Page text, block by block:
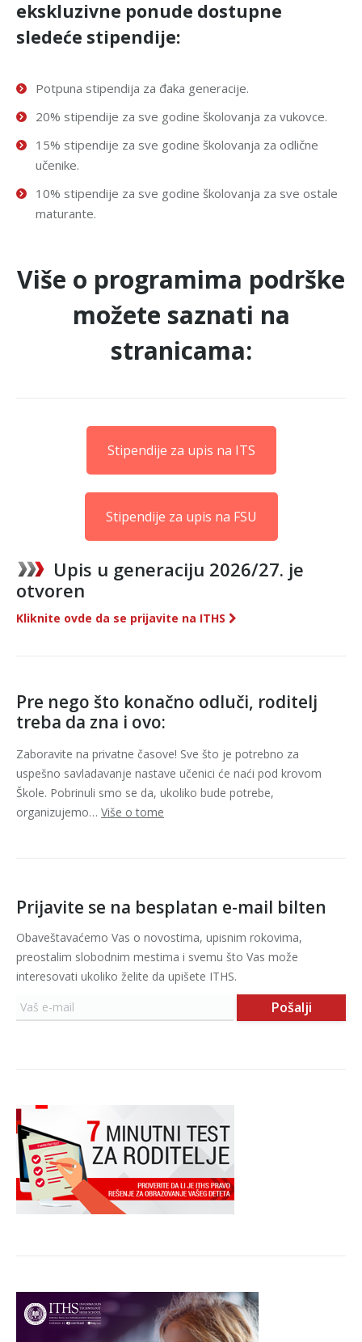
ekskluzivne ponude dostupne
sledeće stipendije:
Potpuna stipendija za đaka generacije.
20% stipendije za sve godine školovanja za vukovce.
15% stipendije za sve godine školovanja za odlične
učenike.
10% stipendije za sve godine školovanja za sve ostale
maturante.
Više o programima podrške
možete saznati na
stranicama:
Stipendije za upis na ITS
Stipendije za upis na FSU
Upis u generaciju 2026/27. je
otvoren
Kliknite ovde da se prijavite na ITHS
Pre nego što konačno odluči, roditelj
treba da zna i ovo:
Zaboravite na privatne časove! Sve što je potrebno za
uspešno savladavanje nastave učenici će naći pod krovom
Škole. Pobrinuli smo se da, ukoliko bude potrebe,
organizujemo… Više o tome
Prijavite se na besplatan e-mail bilten
Obaveštavaćemo Vas o novostima, upisnim rokovima,
preostalim slobodnim mestima i svemu što Vas može
interesovati ukoliko želite da upišete ITHS.